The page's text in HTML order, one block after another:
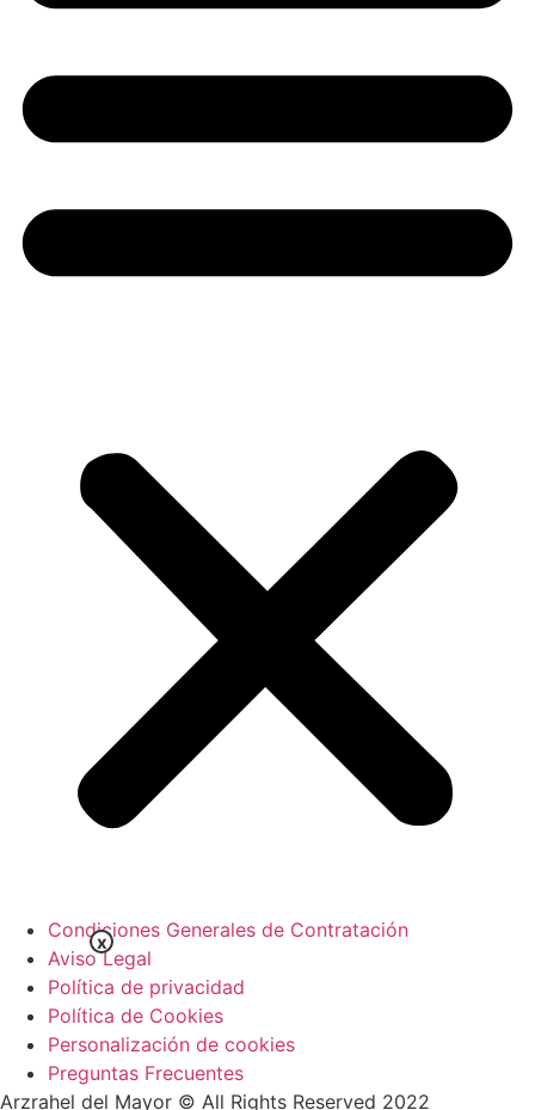
Condiciones Generales de Contratación
Aviso Legal
Política de privacidad
Política de Cookies
Personalización de cookies
Preguntas Frecuentes
Arzrahel del Mayor © All Rights Reserved 2022
x